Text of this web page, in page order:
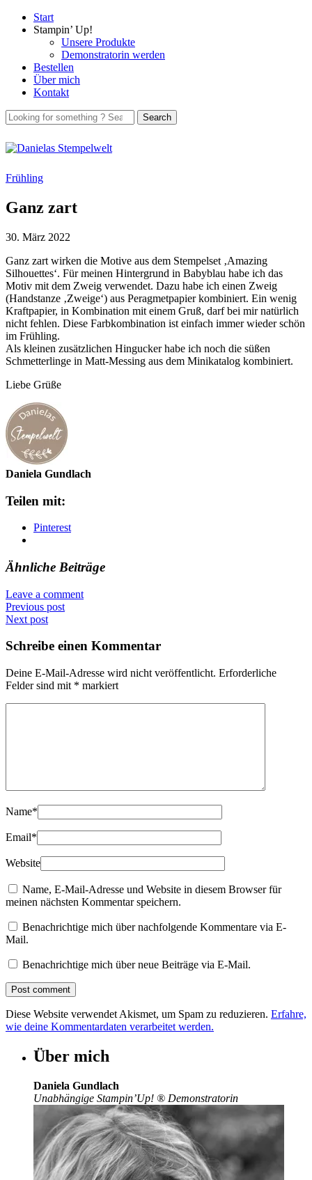
Start
Stampin’ Up!
Unsere Produkte
Demonstratorin werden
Bestellen
Über mich
Kontakt
Frühling
Ganz zart
30. März 2022
Ganz zart wirken die Motive aus dem Stempelset ‚Amazing
Silhouettes‘. Für meinen Hintergrund in Babyblau habe ich das
Motiv mit dem Zweig verwendet. Dazu habe ich einen Zweig
(Handstanze ‚Zweige‘) aus Peragmetpapier kombiniert. Ein wenig
Kraftpapier, in Kombination mit einem Gruß, darf bei mir natürlich
nicht fehlen. Diese Farbkombination ist einfach immer wieder schön
im Frühling.
Als kleinen zusätzlichen Hingucker habe ich noch die süßen
Schmetterlinge in Matt-Messing aus dem Minikatalog kombiniert.
Liebe Grüße
Daniela Gundlach
Teilen mit:
Pinterest
Ähnliche Beiträge
Leave a comment
Previous post
Next post
Schreibe einen Kommentar
Deine E-Mail-Adresse wird nicht veröffentlicht. Erforderliche
Felder sind mit * markiert
Name*
Email*
Website
Name, E-Mail-Adresse und Website in diesem Browser für
meinen nächsten Kommentar speichern.
Benachrichtige mich über nachfolgende Kommentare via E-
Mail.
Benachrichtige mich über neue Beiträge via E-Mail.
Diese Website verwendet Akismet, um Spam zu reduzieren. Erfahre,
wie deine Kommentardaten verarbeitet werden.
Über mich
Daniela Gundlach
Unabhängige Stampin’Up! ® Demonstratorin